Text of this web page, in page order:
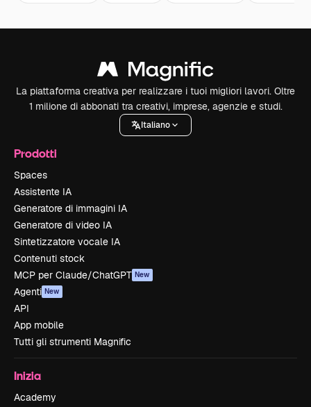
La piattaforma creativa per realizzare i tuoi migliori lavori. Oltre
1 milione di abbonati tra creativi, imprese, agenzie e studi.
Italiano
Prodotti
Spaces
Assistente IA
Generatore di immagini IA
Generatore di video IA
Sintetizzatore vocale IA
Contenuti stock
MCP per Claude/ChatGPT New
Agenti New
API
App mobile
Tutti gli strumenti Magnific
Inizia
Academy